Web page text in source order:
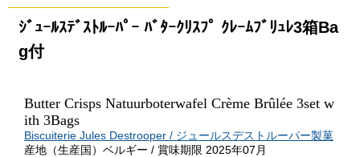
ｼﾞｭｰﾙｽﾃﾞｽﾄﾙｰﾊﾟｰ ﾊﾞﾀｰｸﾘｽﾌﾟ ｸﾚｰﾑﾌﾞﾘｭﾚ3箱Ba
g付
Butter Crisps Natuurboterwafel Crème Brûlée 3set w
ith 3Bags
Biscuiterie Jules Destrooper / ジュールスデストルーパー製菓
産地（生産国）ベルギー / 賞味期限 2025年07月